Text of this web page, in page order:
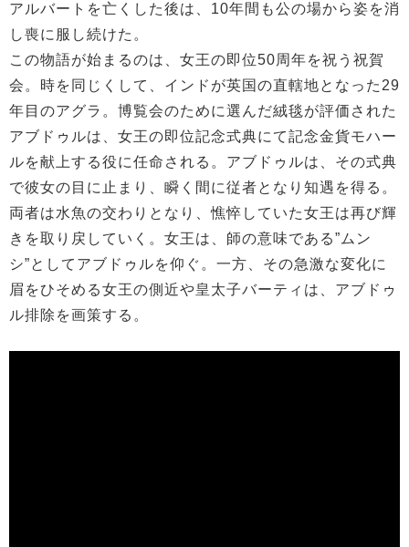
アルバートを亡くした後は、10年間も公の場から姿を消
し喪に服し続けた。
この物語が始まるのは、女王の即位50周年を祝う祝賀
会。時を同じくして、インドが英国の直轄地となった29
年目のアグラ。博覧会のために選んだ絨毯が評価された
アブドゥルは、女王の即位記念式典にて記念金貨モハー
ルを献上する役に任命される。アブドゥルは、その式典
で彼女の目に止まり、瞬く間に従者となり知遇を得る。
両者は水魚の交わりとなり、憔悴していた女王は再び輝
きを取り戻していく。女王は、師の意味である”ムン
シ”としてアブドゥルを仰ぐ。一方、その急激な変化に
眉をひそめる女王の側近や皇太子バーティは、アブドゥ
ル排除を画策する。